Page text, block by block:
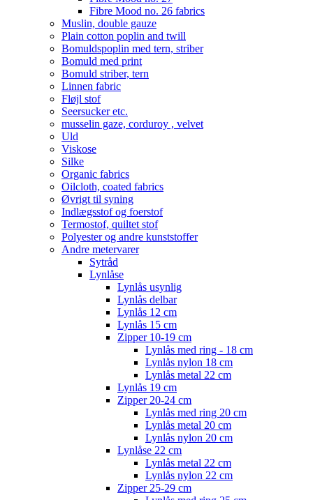
Fibre Mood no. 26 fabrics
Muslin, double gauze
Plain cotton poplin and twill
Bomuldspoplin med tern, striber
Bomuld med print
Bomuld striber, tern
Linnen fabric
Fløjl stof
Seersucker etc.
musselin gaze, corduroy , velvet
Uld
Viskose
Silke
Organic fabrics
Oilcloth, coated fabrics
Øvrigt til syning
Indlægsstof og foerstof
Termostof, quiltet stof
Polyester og andre kunststoffer
Andre metervarer
Sytråd
Lynlåse
Lynlås usynlig
Lynlås delbar
Lynlås 12 cm
Lynlås 15 cm
Zipper 10-19 cm
Lynlås med ring - 18 cm
Lynlås nylon 18 cm
Lynlås metal 22 cm
Lynlås 19 cm
Zipper 20-24 cm
Lynlås med ring 20 cm
Lynlås metal 20 cm
Lynlås nylon 20 cm
Lynlåse 22 cm
Lynlås metal 22 cm
Lynlås nylon 22 cm
Zipper 25-29 cm